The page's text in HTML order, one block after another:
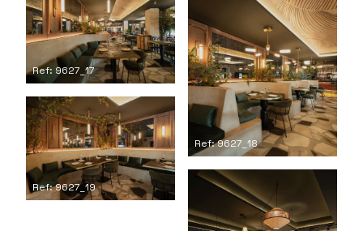
Ref: 9627_17
Ref: 9627_18
Ref: 9627_19